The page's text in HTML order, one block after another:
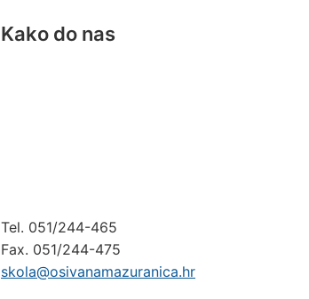
Kako do nas
Tel. 051/244-465
Fax. 051/244-475
skola@osivanamazuranica.hr